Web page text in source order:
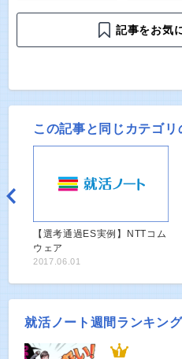
記事をお気
この記事と同じカテゴリ
【選考通過ES実例】NTTコム
ウェア
2017.06.01
就活ノート週間ランキング